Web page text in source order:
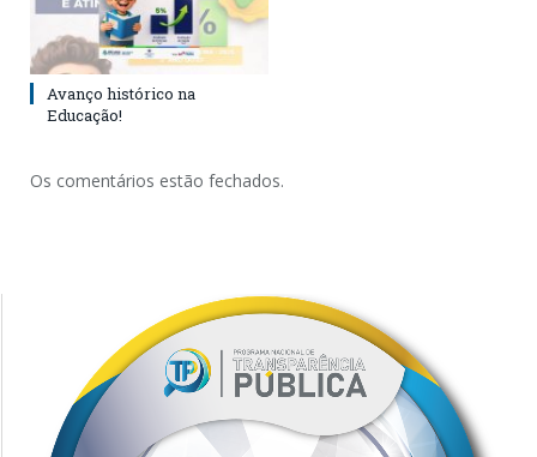
Avanço histórico na
Educação!
Os comentários estão fechados.